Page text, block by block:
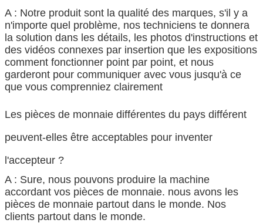
A : Notre produit sont la qualité des marques, s'il y a
n'importe quel problème, nos techniciens te donnera
la solution dans les détails, les photos d'instructions et
des vidéos connexes par insertion que les expositions
comment fonctionner point par point, et nous
garderont pour communiquer avec vous jusqu'à ce
que vous comprenniez clairement
Les pièces de monnaie différentes du pays différent
peuvent-elles être acceptables pour inventer
l'accepteur ?
A : Sure, nous pouvons produire la machine
accordant vos pièces de monnaie. nous avons les
pièces de monnaie partout dans le monde. Nos
clients partout dans le monde.